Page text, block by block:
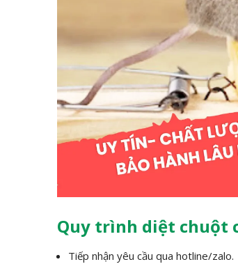
Quy trình diệt chuột
Tiếp nhận yêu cầu qua hotline/zalo.